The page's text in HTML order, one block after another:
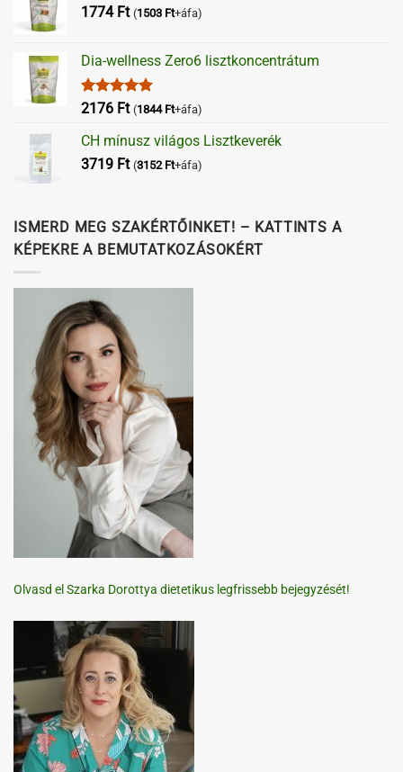
1774 Ft (1503 Ft+áfa)
Dia-wellness Zero6 lisztkoncentrátum
Értékelés:
2176 Ft (1844 Ft+áfa)
CH mínusz világos Lisztkeverék
3719 Ft (3152 Ft+áfa)
ISMERD MEG SZAKÉRTŐINKET! – KATTINTS A
KÉPEKRE A BEMUTATKOZÁSOKÉRT
Olvasd el Szarka Dorottya dietetikus legfrissebb bejegyzését!